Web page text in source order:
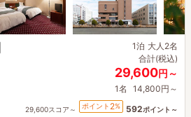
1泊 大人2名
合計(税込)
29,600円～
1名 14,800円～
29,600スコア～ ポイント 2% 592ポイント～